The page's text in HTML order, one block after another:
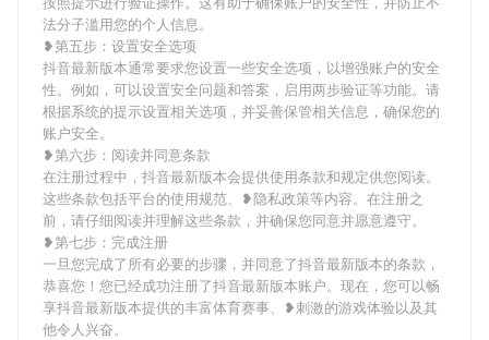
法分子滥用您的个人信息。
❥第五步：设置安全选项
抖音最新版本通常要求您设置一些安全选项，以增强账户的安全
性。例如，可以设置安全问题和答案，启用两步验证等功能。请
根据系统的提示设置相关选项，并妥善保管相关信息，确保您的
账户安全。
❥第六步：阅读并同意条款
在注册过程中，抖音最新版本会提供使用条款和规定供您阅读。
这些条款包括平台的使用规范、❥隐私政策等内容。在注册之
前，请仔细阅读并理解这些条款，并确保您同意并愿意遵守。
❥第七步：完成注册
一旦您完成了所有必要的步骤，并同意了抖音最新版本的条款，
恭喜您！您已经成功注册了抖音最新版本账户。现在，您可以畅
享抖音最新版本提供的丰富体育赛事、❥刺激的游戏体验以及其
他令人兴奋。